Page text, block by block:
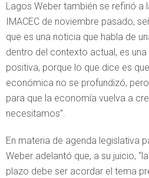
Lagos Weber también se refirió a
IMACEC de noviembre pasado,
que es una noticia que habla de
dentro del contexto actual, es
positiva, porque lo que dice es
económica no se profundizó,
para que la economía vuelva a
necesitamos”.
En materia de agenda legislativa
Weber adelantó que, a su juicio,
plazo debe ser acordar el tema